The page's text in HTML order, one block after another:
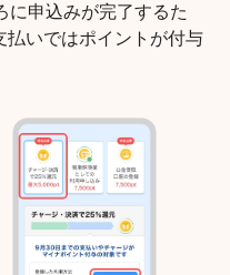
に申込みが完了するた
払いではポイントが付与